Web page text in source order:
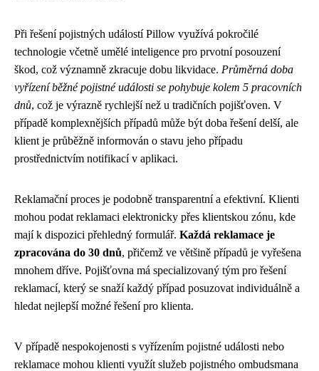
Při řešení pojistných událostí Pillow využívá pokročilé
technologie včetně umělé inteligence pro prvotní posouzení
škod, což významně zkracuje dobu likvidace. Průměrná doba
vyřízení běžné pojistné události se pohybuje kolem 5 pracovních
dnů, což je výrazně rychlejší než u tradičních pojišťoven. V
případě komplexnějších případů může být doba řešení delší, ale
klient je průběžně informován o stavu jeho případu
prostřednictvím notifikací v aplikaci.
Reklamační proces je podobně transparentní a efektivní. Klienti
mohou podat reklamaci elektronicky přes klientskou zónu, kde
mají k dispozici přehledný formulář. Každá reklamace je
zpracována do 30 dnů, přičemž ve většině případů je vyřešena
mnohem dříve. Pojišťovna má specializovaný tým pro řešení
reklamací, který se snaží každý případ posuzovat individuálně a
hledat nejlepší možné řešení pro klienta.
V případě nespokojenosti s vyřízením pojistné události nebo
reklamace mohou klienti využít služeb pojistného ombudsmana